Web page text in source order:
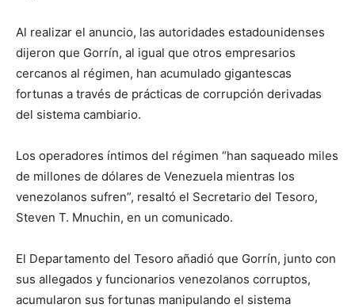
Al realizar el anuncio, las autoridades estadounidenses
dijeron que Gorrín, al igual que otros empresarios
cercanos al régimen, han acumulado gigantescas
fortunas a través de prácticas de corrupción derivadas
del sistema cambiario.
Los operadores íntimos del régimen “han saqueado miles
de millones de dólares de Venezuela mientras los
venezolanos sufren”, resaltó el Secretario del Tesoro,
Steven T. Mnuchin, en un comunicado.
El Departamento del Tesoro añadió que Gorrín, junto con
sus allegados y funcionarios venezolanos corruptos,
acumularon sus fortunas manipulando el sistema